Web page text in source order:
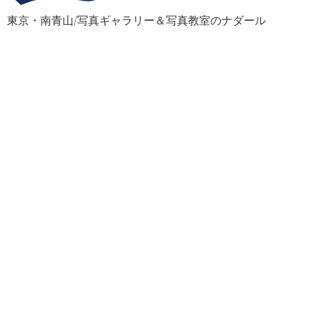
東京・南青山/写真ギャラリー＆写真教室のナダール